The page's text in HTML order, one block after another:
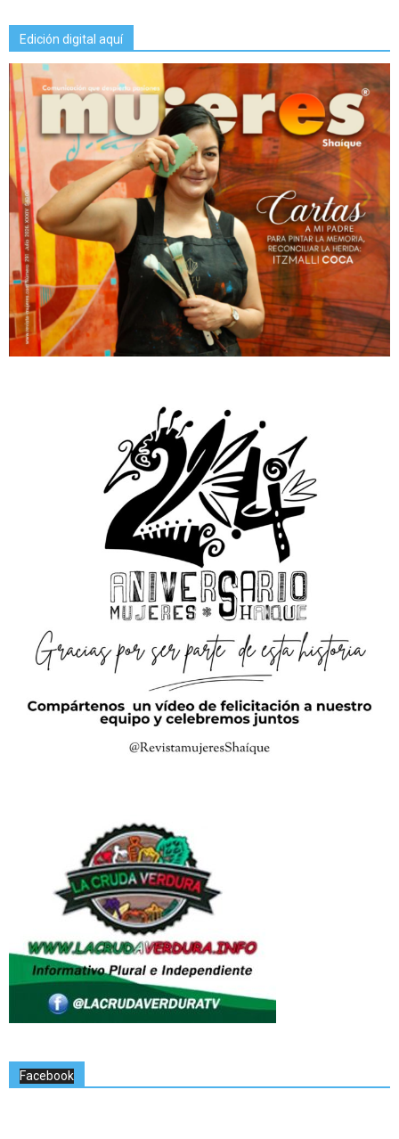
Edición digital aquí
Facebook